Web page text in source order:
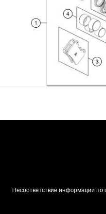
Несоответствие информации по